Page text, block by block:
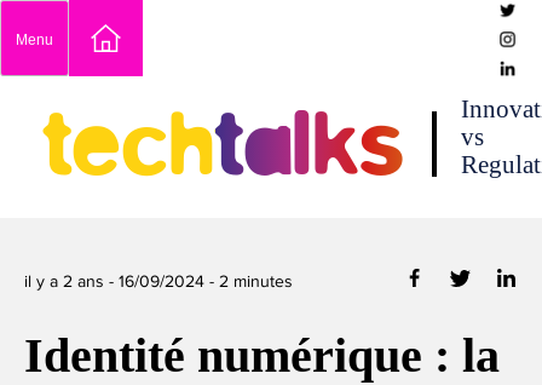
content
Menu
techtalks
vs
il y a 2 ans - 16/09/2024 - 2 minutes
Identité numérique : la